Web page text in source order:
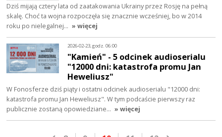
Dziś mijają cztery lata od zaatakowania Ukrainy przez Rosję na pełną
skalę. Choć ta wojna rozpoczęła się znacznie wcześniej, bo w 2014
roku po nielegalnej… » więcej
2026-02-23, godz. 06:00
"Kamień" - 5 odcinek audioserialu
"12000 dni: katastrofa promu Jan
Heweliusz"
W Fonosferze dziś piąty i ostatni odcinek audioserialu "12000 dni:
katastrofa promu Jan Heweliusz". W tym podcaście pierwszy raz
publicznie zostaną opowiedziane… » więcej